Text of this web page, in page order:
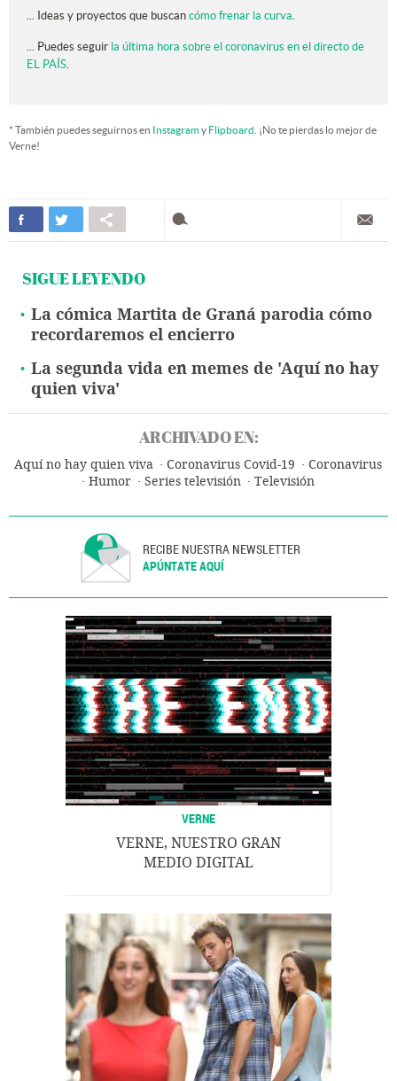
... Ideas y proyectos que buscan cómo frenar la curva
... Puedes seguir la última hora sobre el coronavirus en el directo de
EL PAÍS
* También puedes seguirnos en Instagramy Flipboard . ¡No te pierdas lo mejor de
Verne!
SIGUE LEYENDO
La cómica Martita de Graná parodia cómo
recordaremos el encierro
La segunda vida en memes de 'Aquí no hay
quien viva'
ARCHIVADO EN:
Aquí no hay quien viva Coronavirus Covid-19
Coronavirus
Humor
Series televisión Televisión
RECIBE NUESTRA NEWSLETTER
APÚNTATE AQUÍ
VERNE
VERNE, NUESTRO GRAN
MEDIO DIGITAL